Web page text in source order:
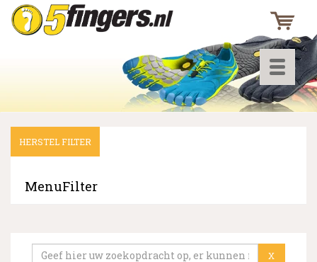
Toggle
▼
HERSTEL FILTER
MenuFilter
X